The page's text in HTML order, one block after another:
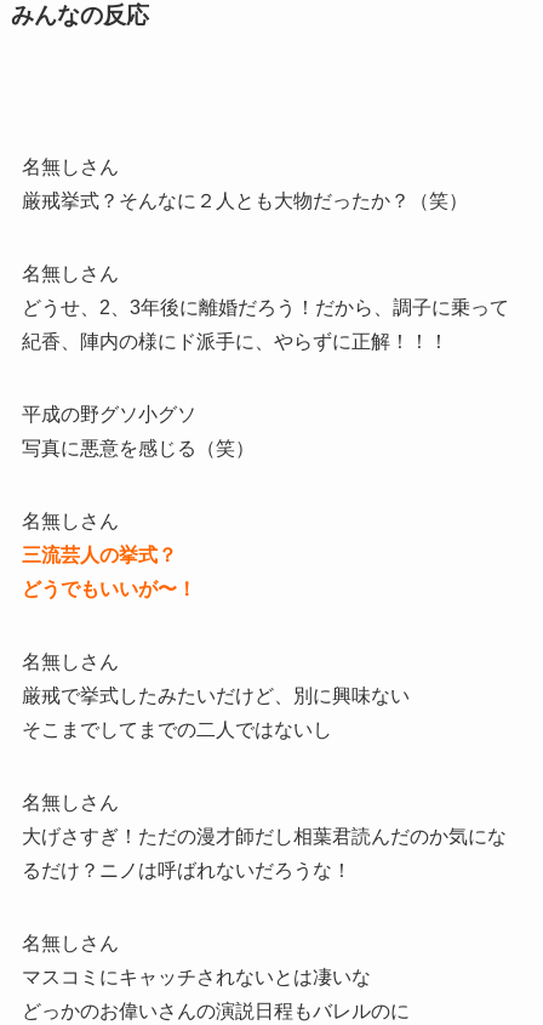
みんなの反応
名無しさん
厳戒挙式？そんなに２人とも大物だったか？（笑）
名無しさん
どうせ、2、3年後に離婚だろう！だから、調子に乗って
紀香、陣内の様にド派手に、やらずに正解！！！
平成の野グソ小グソ
写真に悪意を感じる（笑）
名無しさん
三流芸人の挙式？
どうでもいいが〜！
名無しさん
厳戒で挙式したみたいだけど、別に興味ない
そこまでしてまでの二人ではないし
名無しさん
大げさすぎ！ただの漫才師だし相葉君読んだのか気にな
るだけ？ニノは呼ばれないだろうな！
名無しさん
マスコミにキャッチされないとは凄いな
どっかのお偉いさんの演説日程もバレルのに